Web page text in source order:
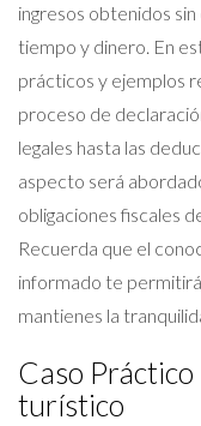
ingresos obtenidos
tiempo y dinero. En
prácticos y ejemplos
proceso de
legales hasta las
aspecto será
obligaciones fiscales
Recuerda que el
informado te
mantienes la
Caso
turístico